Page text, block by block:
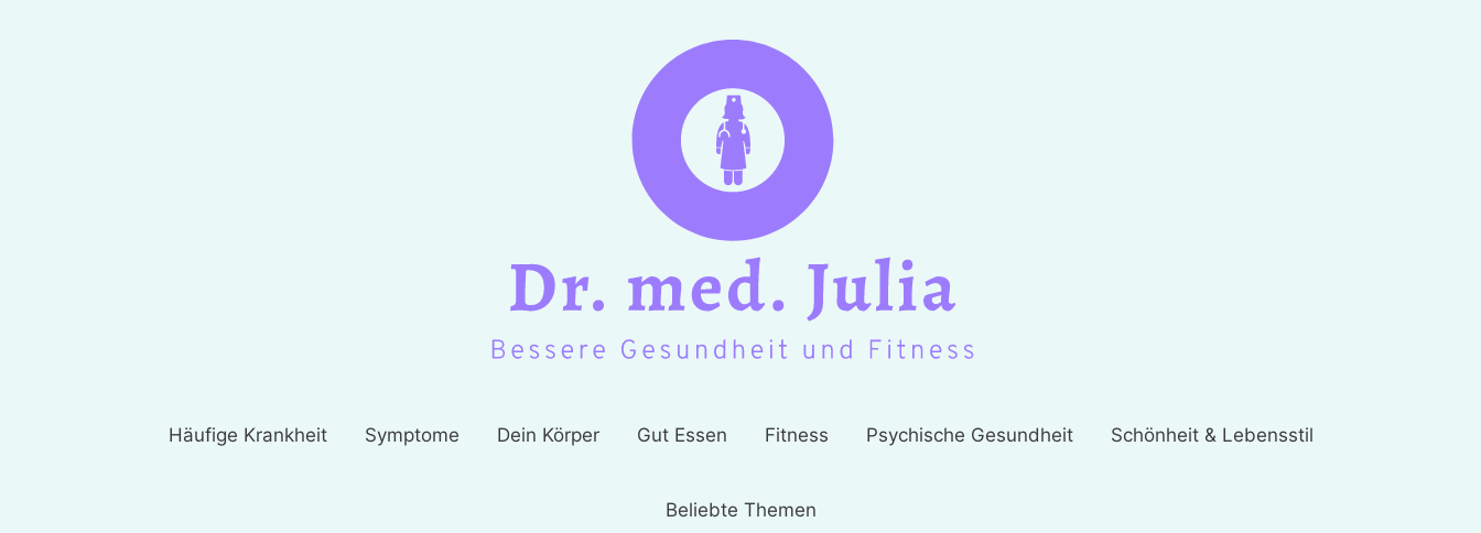
Häufige Krankheit Symptome Dein Körper Gut Essen Fitness Psychische Gesundheit Schönheit & Lebensstil
Beliebte Themen